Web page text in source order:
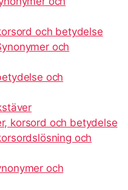
och betydelse
och
och
korsord och betydelse
och
och